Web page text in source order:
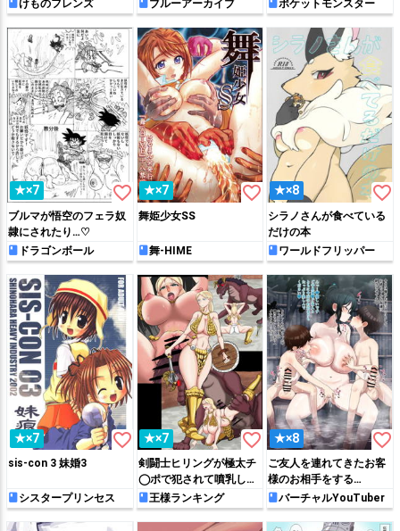
けものフレンズ ブルーアーカイブ ポケットモンスター
★×7 favorite_border
ブルマが悟空のフェラ奴
隷にされたり…♡
ドラゴンボール
★×7 favorite_border
舞姫少女SS
舞-HIME
★×8 favorite_border
シラノさんが食べている
だけの本
ワールドフリッパー
★×7 favorite_border
sis-con 3 妹婚3
シスタープリンセス
★×7 favorite_border
剣闘士ヒリングが極太チ
◯ポで犯されて噴乳しな
がら感じちゃう♡
王様ランキング
★×8 favorite_border
ご友人を連れてきたお客
様のお相手をする
wkokm…❤
バーチャルYouTuber